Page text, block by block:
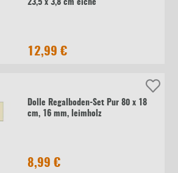
23,5 x 3,8 cm eiche
12,99 €
Dolle Regalboden-Set Pur 80 x 18
cm, 16 mm, leimholz
8,99 €